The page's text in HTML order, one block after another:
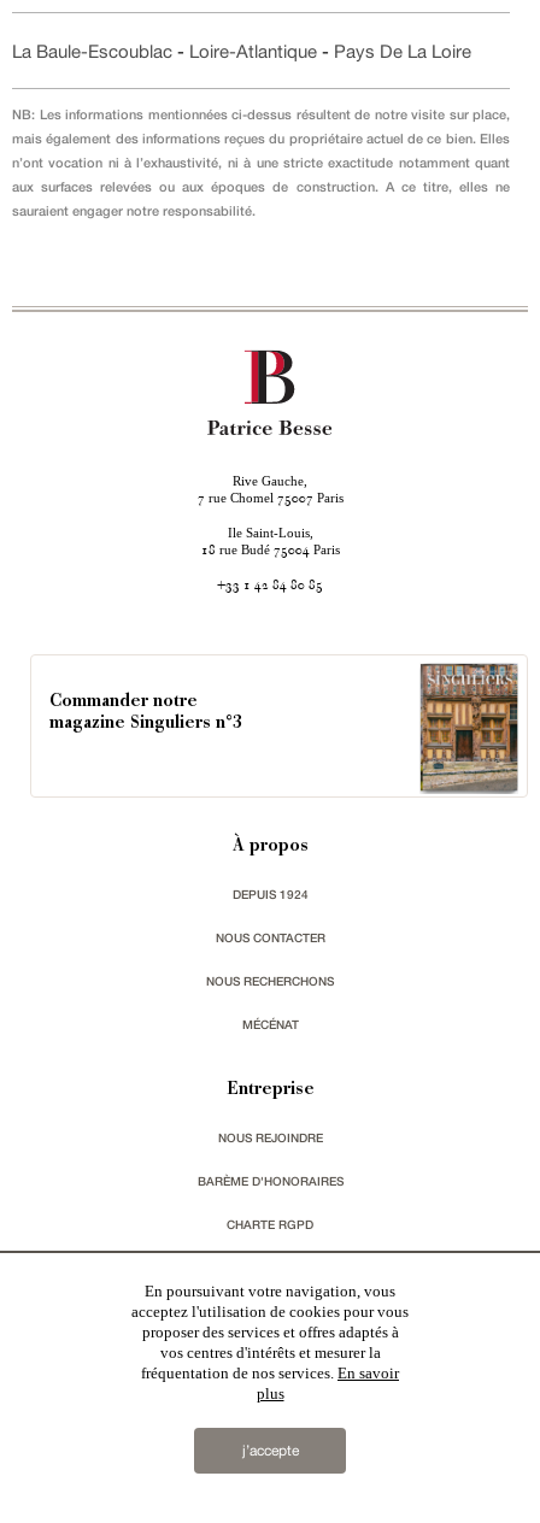
La Baule-Escoublac - Loire-Atlantique - Pays De La Loire
NB: Les informations mentionnées ci-dessus résultent de notre visite sur place,
mais également des informations reçues du propriétaire actuel de ce bien. Elles
n’ont vocation ni à l’exhaustivité, ni à une stricte exactitude notamment quant
aux surfaces relevées ou aux époques de construction. A ce titre, elles ne
sauraient engager notre responsabilité.
Rive Gauche,
7 rue Chomel 75007 Paris
Ile Saint-Louis,
18 rue Budé 75004 Paris
+33 1 42 84 80 85
Commander notre
magazine Singuliers n°3
À propos
DEPUIS 1924
NOUS CONTACTER
NOUS RECHERCHONS
MÉCÉNAT
Entreprise
NOUS REJOINDRE
BARÈME D'HONORAIRES
CHARTE RGPD
Vous souhaitez recevoir nos lettres d'information ?
En poursuivant votre navigation, vous
acceptez l'utilisation de cookies pour vous
proposer des services et offres adaptés à
vos centres d'intérêts et mesurer la
fréquentation de nos services. En savoir
plus
j’accepte